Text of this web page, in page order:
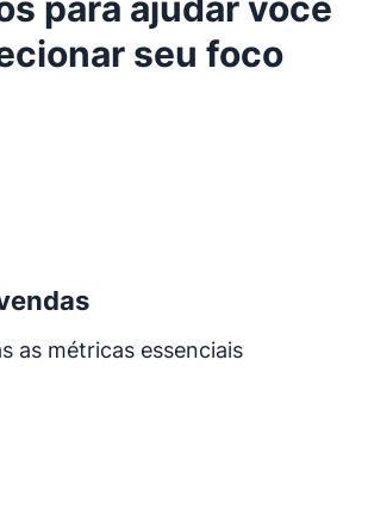
seu foco
as métricas essenciais